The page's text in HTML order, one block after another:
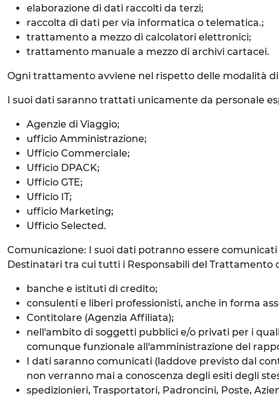
elaborazione di dati raccolti da terzi;
raccolta di dati per via informatica o telematica.;
trattamento a mezzo di calcolatori elettronici;
trattamento manuale a mezzo di archivi cartacei.
Ogni trattamento avviene nel rispetto delle modalità
I suoi dati saranno trattati unicamente da personale
Agenzie di Viaggio;
ufficio Amministrazione;
Ufficio Commerciale;
Ufficio DPACK;
Ufficio GTE;
Ufficio IT;
ufficio Marketing;
Ufficio Selected.
Comunicazione: I suoi dati potranno essere
Destinatari tra cui tutti i Responsabili del
banche e istituti di credito;
consulenti e liberi professionisti, anche in forma
Contitolare (Agenzia Affiliata);
nell'ambito di soggetti pubblici e/o privati per i
comunque funzionale all'amministrazione del
I dati saranno comunicati (laddove previsto dal
non verranno mai a conoscenza degli esiti degli
spedizionieri, Trasportatori, Padroncini, Poste,